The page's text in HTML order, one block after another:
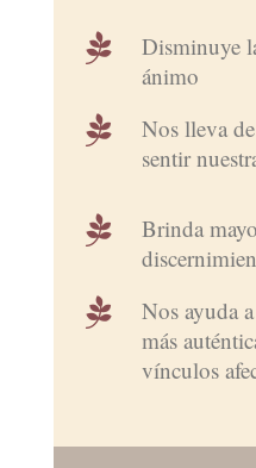

Disminuye
ánimo

Nos lleva
sentir

Brinda

Nos ayuda
más
vínculos